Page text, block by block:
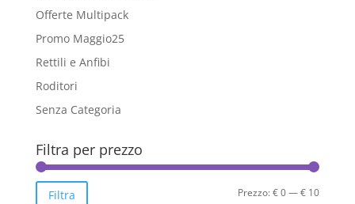
Offerte Multipack
Promo Maggio25
Rettili e Anfibi
Roditori
Senza Categoria
Filtra per prezzo
Prezzo
Prezzo
Filtra Prezzo:€ 0—€ 10